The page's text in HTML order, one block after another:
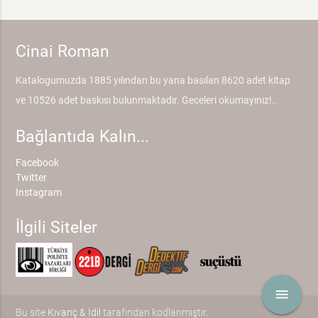
menu
Cinai Roman
Katalogumuzda 1885 yılından bu yana basılan 8620 adet kitap
ve 10526 adet baskısı bulunmaktadır. Geceleri okumayınız!..
Bağlantıda Kalın...
Facebook
Twitter
Instagram
İlgili Siteler
Bu site Kıvanç & İdil tarafından kodlanmıştır.